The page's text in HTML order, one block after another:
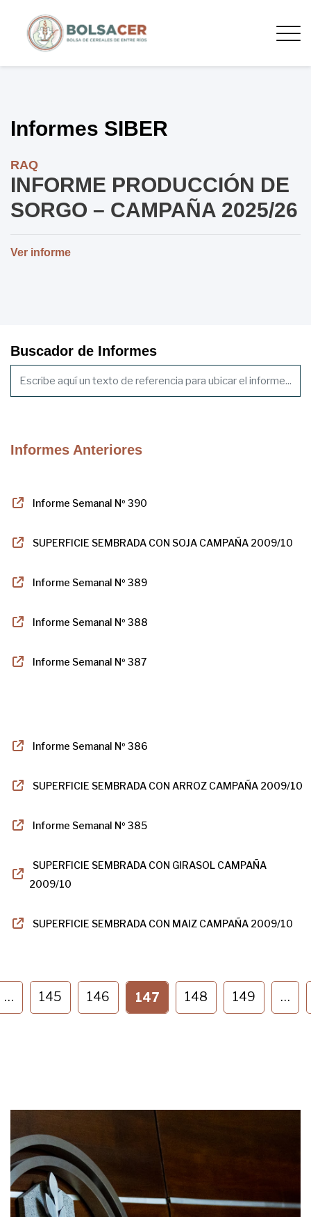
Informes SIBER
RAQ
INFORME PRODUCCIÓN DE
SORGO – CAMPAÑA 2025/26
Ver informe
Buscador de Informes
Informes Anteriores
Informe Semanal Nº 390
SUPERFICIE SEMBRADA CON SOJA CAMPAÑA 2009/10
Informe Semanal Nº 389
Informe Semanal Nº 388
Informe Semanal Nº 387
Informe Semanal Nº 386
SUPERFICIE SEMBRADA CON ARROZ CAMPAÑA 2009/10
Informe Semanal Nº 385
SUPERFICIE SEMBRADA CON GIRASOL CAMPAÑA
2009/10
SUPERFICIE SEMBRADA CON MAIZ CAMPAÑA 2009/10
… 145 146 147 148 149 …